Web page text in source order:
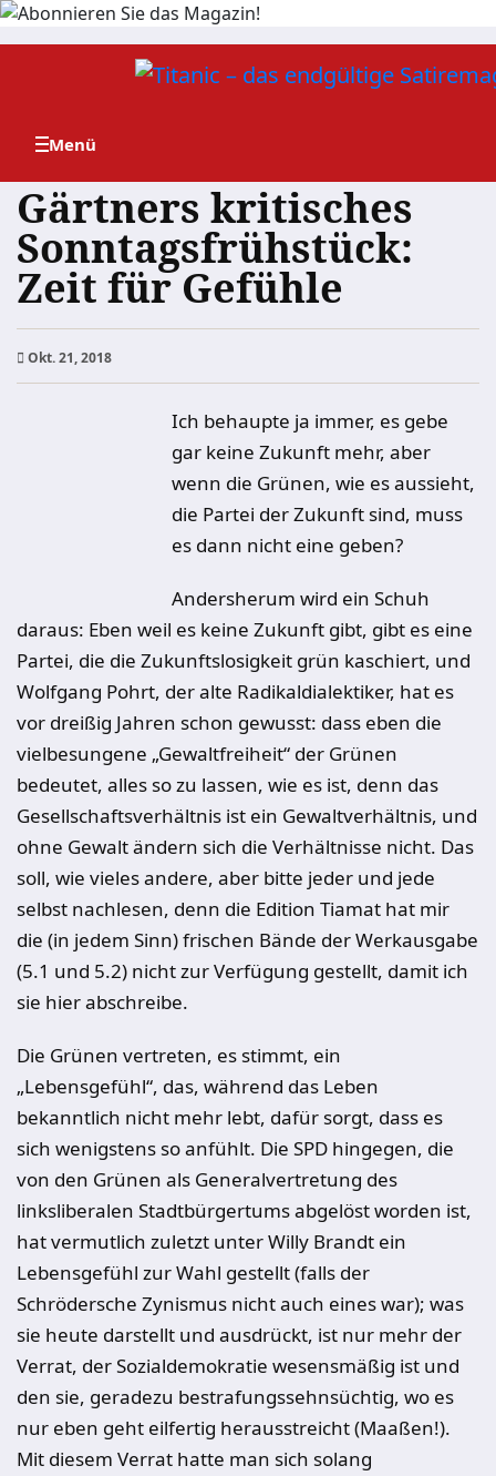
Zum
Gärtners kritisches
Sonntagsfrühstück:
Zeit für Gefühle
Okt. 21, 2018
Ich behaupte ja immer, es gebe
gar keine Zukunft mehr, aber
wenn die Grünen, wie es aussieht,
die Partei der Zukunft sind, muss
es dann nicht eine geben?
Andersherum wird ein Schuh
daraus: Eben weil es keine Zukunft gibt, gibt es eine
Partei, die die Zukunftslosigkeit grün kaschiert, und
Wolfgang Pohrt, der alte Radikaldialektiker, hat es
vor dreißig Jahren schon gewusst: dass eben die
vielbesungene „Gewaltfreiheit“ der Grünen
bedeutet, alles so zu lassen, wie es ist, denn das
Gesellschaftsverhältnis ist ein Gewaltverhältnis, und
ohne Gewalt ändern sich die Verhältnisse nicht. Das
soll, wie vieles andere, aber bitte jeder und jede
selbst nachlesen, denn die Edition Tiamat hat mir
die (in jedem Sinn) frischen Bände der Werkausgabe
(5.1 und 5.2) nicht zur Verfügung gestellt, damit ich
sie hier abschreibe.
Die Grünen vertreten, es stimmt, ein
„Lebensgefühl“, das, während das Leben
bekanntlich nicht mehr lebt, dafür sorgt, dass es
sich wenigstens so anfühlt. Die SPD hingegen, die
von den Grünen als Generalvertretung des
linksliberalen Stadtbürgertums abgelöst worden ist,
hat vermutlich zuletzt unter Willy Brandt ein
Lebensgefühl zur Wahl gestellt (falls der
Schrödersche Zynismus nicht auch eines war); was
sie heute darstellt und ausdrückt, ist nur mehr der
Verrat, der Sozialdemokratie wesensmäßig ist und
den sie, geradezu bestrafungssehnsüchtig, wo es
nur eben geht eilfertig herausstreicht (Maaßen!).
Mit diesem Verrat hatte man sich solang